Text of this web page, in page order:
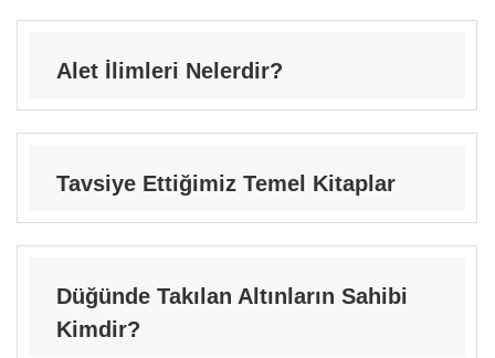
Alet İlimleri Nelerdir?
Tavsiye Ettiğimiz Temel Kitaplar
Düğünde Takılan Altınların Sahibi
Kimdir?